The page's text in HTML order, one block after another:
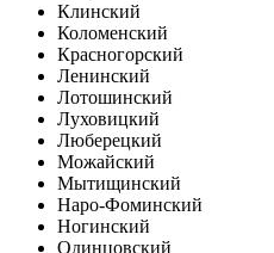
Клинский
Коломенский
Красногорский
Ленинский
Лотошинский
Луховицкий
Люберецкий
Можайский
Мытищинский
Наро-Фоминский
Ногинский
Одинцовский